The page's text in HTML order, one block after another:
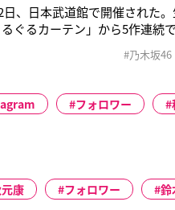
、日本武道館で開催された
ぐるカーテン」から5作連続
で行われたライブビューイ
#乃木坂46
フォロワー
康 フォロワー 鈴